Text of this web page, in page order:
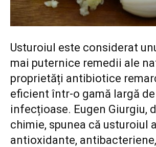
Usturoiul este considerat
mai puternice remedii ale
proprietăți antibiotice
eficient într-o gamă largă
infecțioase. Eugen Giurgiu,
chimie, spunea că usturoiul
antioxidante, antibacteriene,